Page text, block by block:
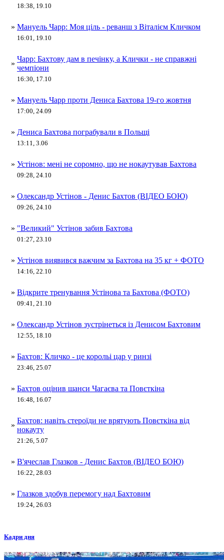
18:38, 19.10
» Мануель Чарр: Моя ціль - реванш з Віталієм Кличком
16:01, 19.10
»
Чарр: Бахтову дам в печінку, а Клички - не справжні
чемпіони
16:30, 17.10
» Мануель Чарр проти Дениса Бахтова 19-го жовтня
17:00, 24.09
» Дениса Бахтова пограбували в Польщі
13:11, 3.06
» Устінов: мені не соромно, що не нокаутував Бахтова
09:28, 24.10
» Олександр Устінов - Денис Бахтов (ВІДЕО БОЮ)
09:26, 24.10
» "Великий" Устінов забив Бахтова
01:27, 23.10
» Устінов виявився важчим за Бахтова на 35 кг + ФОТО
14:16, 22.10
» Відкрите тренування Устінова та Бахтова (ФОТО)
09:41, 21.10
» Олександр Устінов зустрінеться із Денисом Бахтовим
12:55, 18.10
» Бахтов: Кличко - це корольі цар у ринзі
23:46, 25.07
» Бахтов оцінив шанси Чагаєва та Повєткіна
16:48, 16.07
»
Бахтов: навіть стероїди не врятують Повєткіна від
нокауту
21:26, 5.07
» В'ячеслав Глазков - Денис Бахтов (ВІДЕО БОЮ)
16:22, 28.03
» Глазков здобув перемогу над Бахтовим
19:24, 26.03
Кадри дня